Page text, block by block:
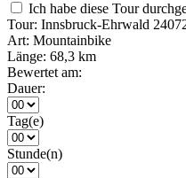
Ich habe diese Tour
Tour: Innsbruck-Ehrwald
Art: Mountainbike
Länge: 68,3 km
Bewertet am:
Dauer:
Tag(e)
Stunde(n)